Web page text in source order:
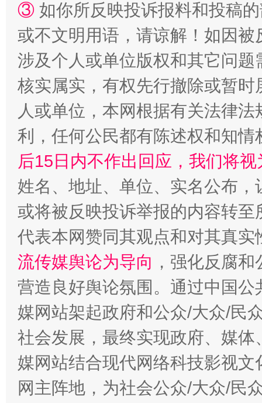
“蜀中异人”王建安的艺术幻境
完善运行机制助力责任有效落实 一纸欠
③ 如你所反映投诉报料和投稿
或不文明用语，请谅解！如因
涉及个人或单位版权和其它问题
核实属实，有权先行撤除或暂
人或单位，本网根据有关法律
利，任何公民都有陈述权和知情
后15日内不作出回应，我们将
姓名、地址、单位、实名公布
或将被反映投诉举报的内容转
代表本网赞同其观点和对其真实
流传媒舆论为导向 ，强化反腐
营造良好舆论氛围。通过中国
媒网站架起政府和公众/大众/民
社会发展，最终实现政府、媒
媒网站结合现代网络科技影视
网主阵地，为社会公众/大众/民